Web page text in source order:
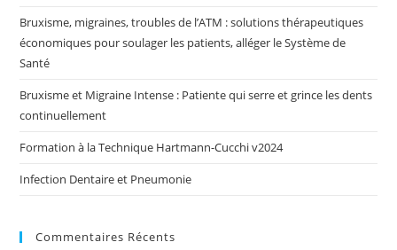
Bruxisme, migraines, troubles de l’ATM : solutions thérapeutiques
économiques pour soulager les patients, alléger le Système de
Santé
Bruxisme et Migraine Intense : Patiente qui serre et grince les dents
continuellement
Formation à la Technique Hartmann-Cucchi v2024
Infection Dentaire et Pneumonie
Commentaires Récents